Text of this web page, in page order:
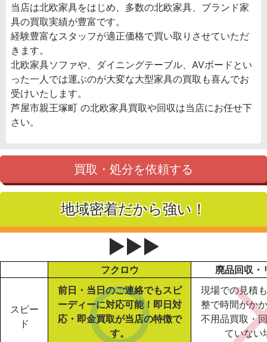
当店は北欧家具をはじめ、多数の北欧家具、ブランド家
具の買取実績が豊富です。
経験豊富なスタッフが適正価格で買い取りさせていただ
きます。
北欧家具ソファや、ダイニングテーブル、AVボードとい
った一人では運ぶのが大変な大型家具の買取も喜んでお
受けいたします。
芦屋市親王塚町 の北欧家具買取や回収は当店にお任せ下
さい。
買取・処分を依頼する
地域密着だから強い！
▶▶▶
フクロウ 廃品回収・
スピー
ド
前日・当日のご連絡でもスピ
ーディーに対応可能！即日対
応・即金買取が当店の特徴で
す。
現場での見積
整で時間がか
不用品買取・
ていない